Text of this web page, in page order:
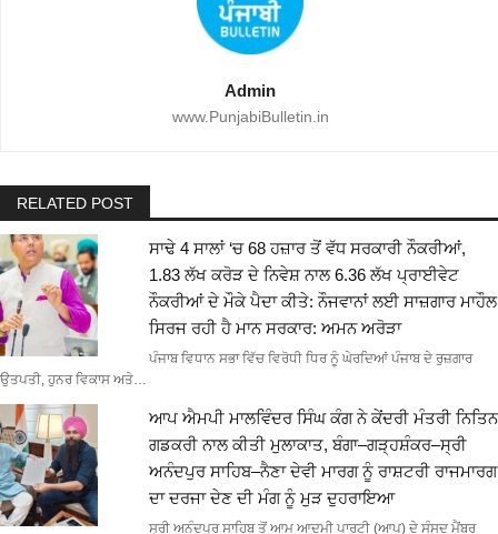
Admin
www.PunjabiBulletin.in
RELATED POST
ਸਾਢੇ 4 ਸਾਲਾਂ ‘ਚ 68 ਹਜ਼ਾਰ ਤੋਂ ਵੱਧ ਸਰਕਾਰੀ ਨੌਕਰੀਆਂ,
1.83 ਲੱਖ ਕਰੋੜ ਦੇ ਨਿਵੇਸ਼ ਨਾਲ 6.36 ਲੱਖ ਪ੍ਰਾਈਵੇਟ
ਨੌਕਰੀਆਂ ਦੇ ਮੌਕੇ ਪੈਦਾ ਕੀਤੇ: ਨੌਜਵਾਨਾਂ ਲਈ ਸਾਜ਼ਗਾਰ ਮਾਹੌਲ
ਸਿਰਜ ਰਹੀ ਹੈ ਮਾਨ ਸਰਕਾਰ: ਅਮਨ ਅਰੋੜਾ
ਪੰਜਾਬ ਵਿਧਾਨ ਸਭਾ ਵਿੱਚ ਵਿਰੋਧੀ ਧਿਰ ਨੂੰ ਘੇਰਦਿਆਂ ਪੰਜਾਬ ਦੇ ਰੁਜ਼ਗਾਰ
ਉਤਪਤੀ, ਹੁਨਰ ਵਿਕਾਸ ਅਤੇ…
ਆਪ ਐਮਪੀ ਮਾਲਵਿੰਦਰ ਸਿੰਘ ਕੰਗ ਨੇ ਕੇਂਦਰੀ ਮੰਤਰੀ ਨਿਤਿਨ
ਗਡਕਰੀ ਨਾਲ ਕੀਤੀ ਮੁਲਾਕਾਤ, ਬੰਗਾ–ਗੜ੍ਹਸ਼ੰਕਰ–ਸ੍ਰੀ
ਅਨੰਦਪੁਰ ਸਾਹਿਬ–ਨੈਣਾ ਦੇਵੀ ਮਾਰਗ ਨੂੰ ਰਾਸ਼ਟਰੀ ਰਾਜਮਾਰਗ
ਦਾ ਦਰਜਾ ਦੇਣ ਦੀ ਮੰਗ ਨੂੰ ਮੁੜ ਦੁਹਰਾਇਆ
ਸ੍ਰੀ ਅਨੰਦਪੁਰ ਸਾਹਿਬ ਤੋਂ ਆਮ ਆਦਮੀ ਪਾਰਟੀ (ਆਪ) ਦੇ ਸੰਸਦ ਮੈਂਬਰ